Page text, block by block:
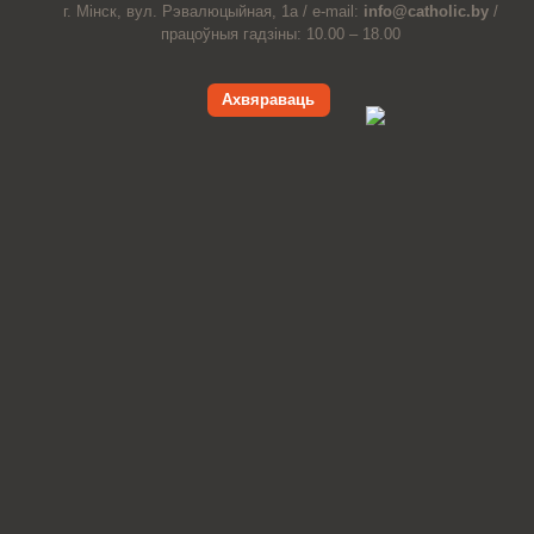
г. Мінск, вул. Рэвалюцыйная, 1а / e-mail: info@catholic.by /
працоўныя гадзіны: 10.00 – 18.00
Ахвяраваць